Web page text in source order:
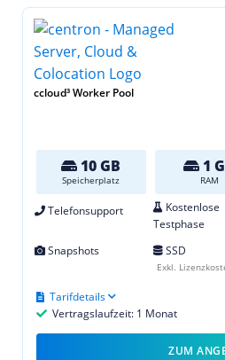
ccloud³ Worker Pool
10 GB
Speicherplatz
1
RAM
Telefonsupport
Kostenlose
Testphase
Snapshots SSD
Vertragslaufzeit: 1 Monat
Tarifdetails
Exkl.
ZUM